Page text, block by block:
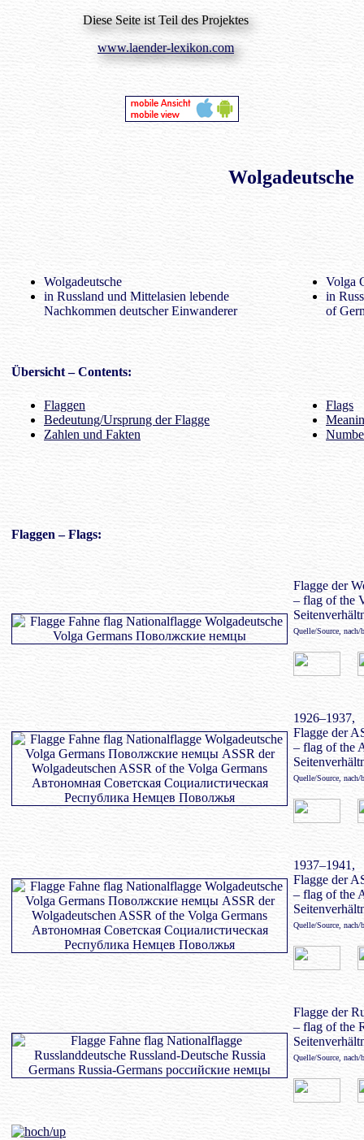
Diese Seite ist Teil des Projektes
www.laender-lexikon.com
Wolgadeutsche
Wolgadeutsche
in Russland und Mittelasien lebende
Nachkommen deutscher Einwanderer
Volga
in
of
Übersicht– Contents:
Flaggen
Bedeutung/Ursprung der Flagge
Zahlen und Fakten
Flags
Flaggen – Flags:
Flagge der
– flag of the
Quelle/Source,
1926–1937,
Flagge der
– flag of the
Quelle/Source,
1937–1941,
Flagge der
– flag of the
Quelle/Source,
Flagge der
– flag of the
Quelle/Source,